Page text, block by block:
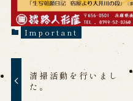
Minami-Awaji
Usage Info
Opening Dates
Access
Indoor
Important
清掃活動を行いまし
た。